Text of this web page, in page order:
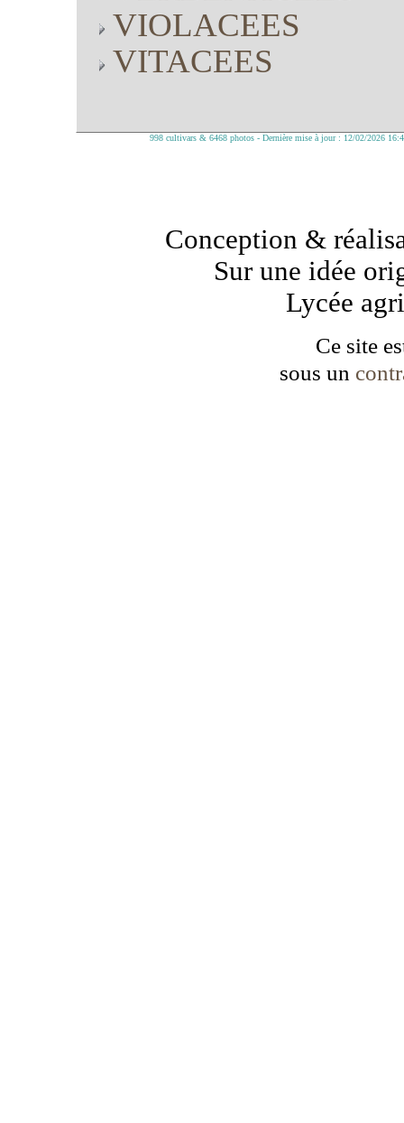
VIOLACEES
VITACEES
998 cultivars & 6468 photos - Dernière mise à jour : 12/02/2026
Conception &
Sur une idée
Lycée
Ce site
sous un